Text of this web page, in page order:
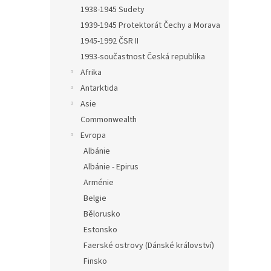
1938-1945 Sudety
1939-1945 Protektorát Čechy a Morava
1945-1992 ČSR II
1993-součastnost Česká republika
Afrika
Antarktida
Asie
Commonwealth
Evropa
Albánie
Albánie - Epirus
Arménie
Belgie
Bělorusko
Estonsko
Faerské ostrovy (Dánské království)
Finsko